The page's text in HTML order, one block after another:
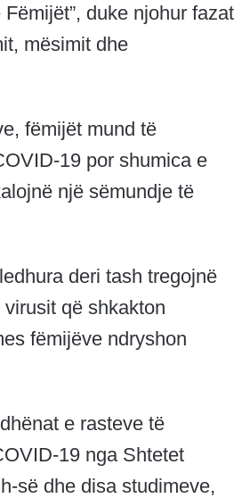
duke njohur fazat
mësimit dhe
fëmijët mund të
19 por shumica e
një sëmundje të
deri tash tregojnë
që shkakton
fëmijëve ndryshon
e rasteve të
19 nga Shtetet
së dhe disa studimeve,